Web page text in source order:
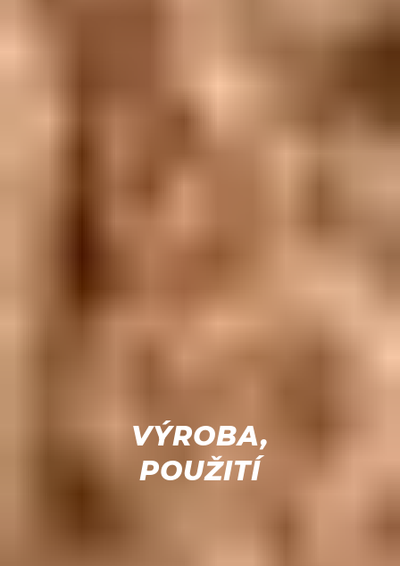
VÝROBA,
POUŽITÍ